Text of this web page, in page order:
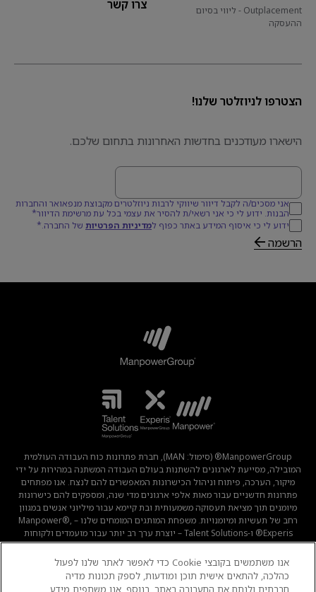
Outplacement - ליווי בסיום
ההעסקה
צרו קשר
הצטרפו לניוזלטר שלנו!
הישארו מעודכנים בחדשות האחרונות בתחום שלכם.
דוא׳׳ל
אני מסכים/ה לקבל דיוור שיווקי לרבות ניוזלטרים מקבוצת מנפאואר והחברות
הבנות. ידוע לי כי אני רשאי/ת להסיר את עצמי בכל עת מרשימת הדיוור*
ידוע לי כי איסוף המידע באתר כפוף למדיניות הפרטיות של החברה.*
הרשמה
ManpowerGroup® (סימול: MAN), חברת פתרונות כוח העבודה העולמית
המובילה, מסייעת לארגונים להשתנות בעולם העבודה המשתנה במהירות על ידי
מיקור, הערכה, פיתוח וניהול הכישרונות המאפשרים להם לנצח. אנו מפתחים
פתרונות חדשניים עבור מאות אלפי ארגונים מדי שנה, ומספקים להם כישרונות
מיומנים תוך מציאת תעסוקה משמעותית ובת קיימא עבור מיליוני אנשים במגוון
רחב של תעשיות ומיומנויות. משפחת המותגים המומחים שלנו – Manpower®,
Experis® ו-Talent Solutions – יוצרת ערך רב יותר עבור מועמדים ולקוחות
ב-80 מדינות וטריטוריות, ועשתה זאת במשך 70 שנה.
תנאי שימושמדיניות קוקיז מדיניות פרטיות
אנו משתמשים בקובצי Cookie כדי לאפשר לאתר שלנו לפעול
כהלכה, להתאים אישית תוכן ומודעות, לספק תכונות מדיה
חברתית ולנתח את התעבורה באתר. בנוסף, אנו משתפים מידע